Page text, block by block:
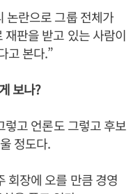
논란으로 그룹 전체가
판을 받고 있는 사람이
고 본다.”
보나?
렇고 언론도 그렇고 후보
정도다.
회장에 오를 만큼 경영